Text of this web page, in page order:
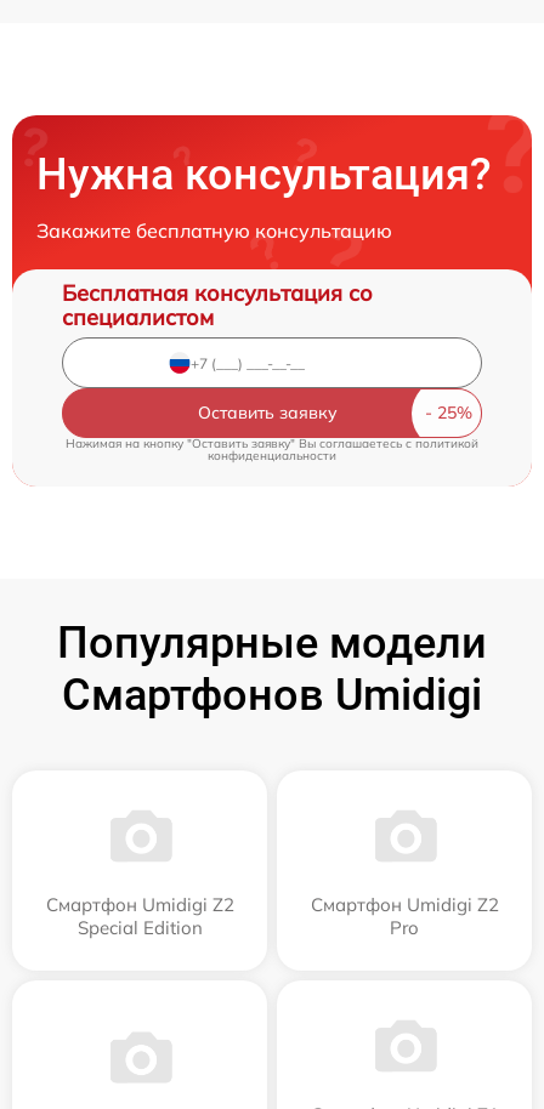
Нужна консультация?
Закажите бесплатную консультацию
Бесплатная консультация со
специалистом
Оставить заявку
Нажимая на кнопку "Оставить заявку" Вы соглашаетесь c политикой
конфиденциальности
Популярные модели
Смартфонов Umidigi
Смартфон Umidigi Z2
Special Edition
Смартфон Umidigi Z2
Pro